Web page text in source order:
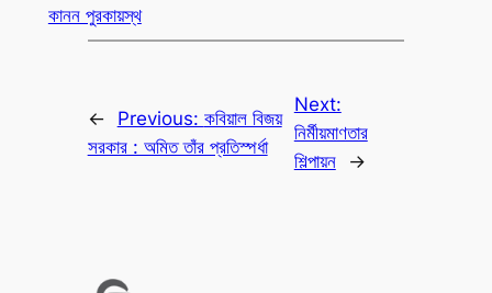
কানন পুরকায়স্থ
← Previous: কবিয়াল বিজয়
সরকার : অমিত তাঁর প্রতিস্পর্ধা
Next:
নির্মীয়মাণতার
শিল্পায়ন
→